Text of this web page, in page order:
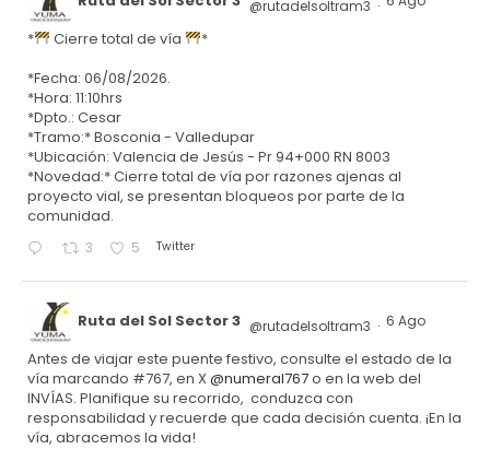
@rutadelsoltram3 ·
* Cierre total de vía
*
*Fecha: 06/08/2026.
*Hora: 11:10hrs
*Dpto.: Cesar
*Tramo:* Bosconia - Valledupar
*Ubicación: Valencia de Jesús - Pr 94+000 RN 8003
*Novedad:* Cierre total de vía por razones ajenas al
proyecto vial, se presentan bloqueos por parte de la
comunidad.
3 5 Twitter
Ruta del Sol Sector 3 @rutadelsoltram3 · 6 Ago
Antes de viajar este puente festivo, consulte el estado de la
vía marcando #767, en X@numeral767o en la web del
INVÍAS. Planifique su recorrido, conduzca con
responsabilidad y recuerde que cada decisión cuenta. ¡En la
vía, abracemos la vida!